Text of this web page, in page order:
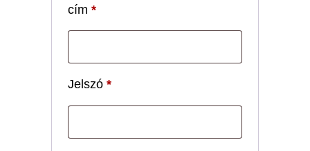
cím *Kötelező
Jelszó *Kötelező